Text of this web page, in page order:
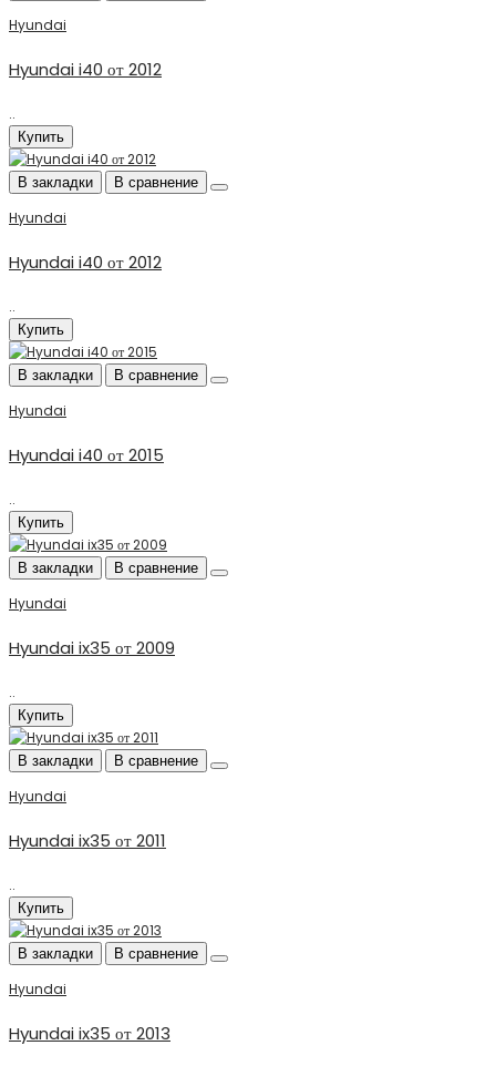
Hyundai
Hyundai i40 от 2012
..
Купить
В закладки В сравнение
Hyundai
Hyundai i40 от 2012
..
Купить
В закладки В сравнение
Hyundai
Hyundai i40 от 2015
..
Купить
В закладки В сравнение
Hyundai
Hyundai ix35 от 2009
..
Купить
В закладки В сравнение
Hyundai
Hyundai ix35 от 2011
..
Купить
В закладки В сравнение
Hyundai
Hyundai ix35 от 2013